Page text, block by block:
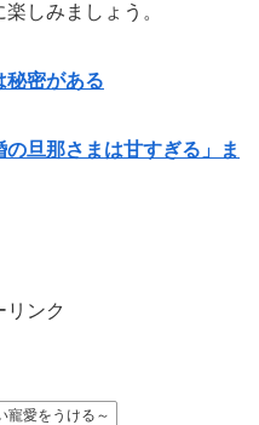
しみましょう。
秘密がある
の旦那さまは甘すぎる」ま
リンク
寵愛をうける～